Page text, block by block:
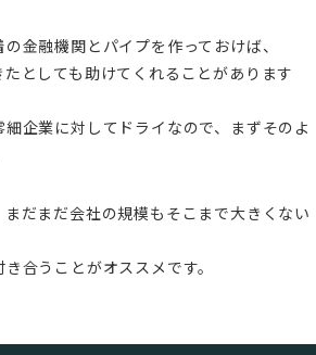
金融機関とパイプを作っておけば、
としても助けてくれることがあります
企業に対してドライなので、まずそのよ
だまだ会社の規模もそこまで大きくない
合うことがオススメです。